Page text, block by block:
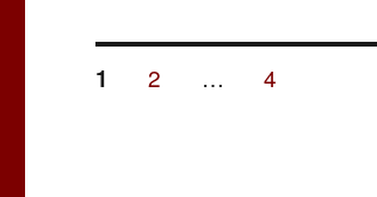
Indlægsinddeling
SIDE
1 SIDE
2 … SIDE
4